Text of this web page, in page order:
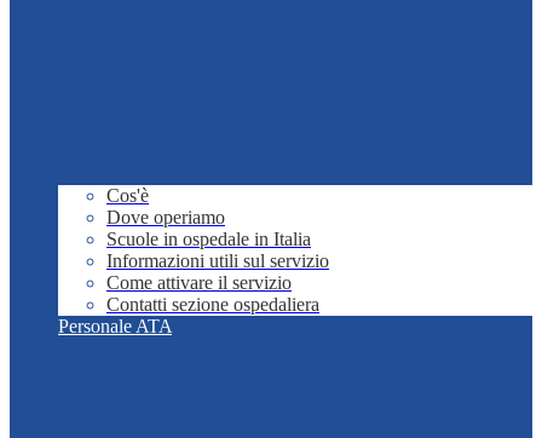
Cos'è
Dove operiamo
Scuole in ospedale in Italia
Informazioni utili sul servizio
Come attivare il servizio
Contatti sezione ospedaliera
Personale ATA